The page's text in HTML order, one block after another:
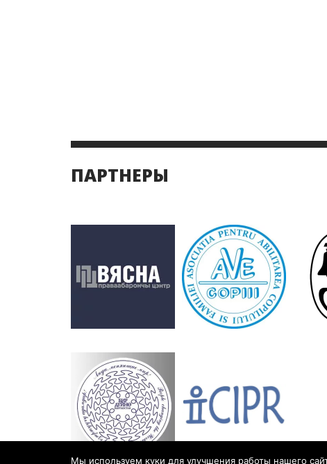
ПАРТНЕРЫ
Мы используем куки для улучшения работы нашего